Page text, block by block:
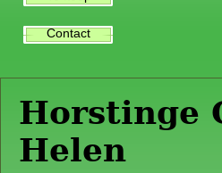
Contact
Horstinge
Helen